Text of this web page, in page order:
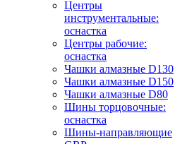
Центры
инструментальные:
оснастка
Центры рабочие:
оснастка
Чашки алмазные D130
Чашки алмазные D150
Чашки алмазные D80
Шины торцовочные:
оснастка
Шины-направляющие